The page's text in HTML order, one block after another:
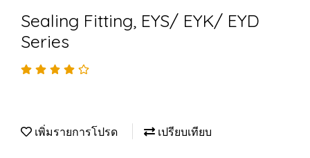
Sealing Fitting, EYS/ EYK/ EYD
Series
เพิ่มรายการโปรด เปรียบเทียบ